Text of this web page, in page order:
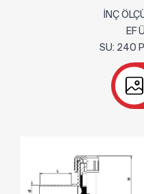
İNÇ
EF
SU: 240